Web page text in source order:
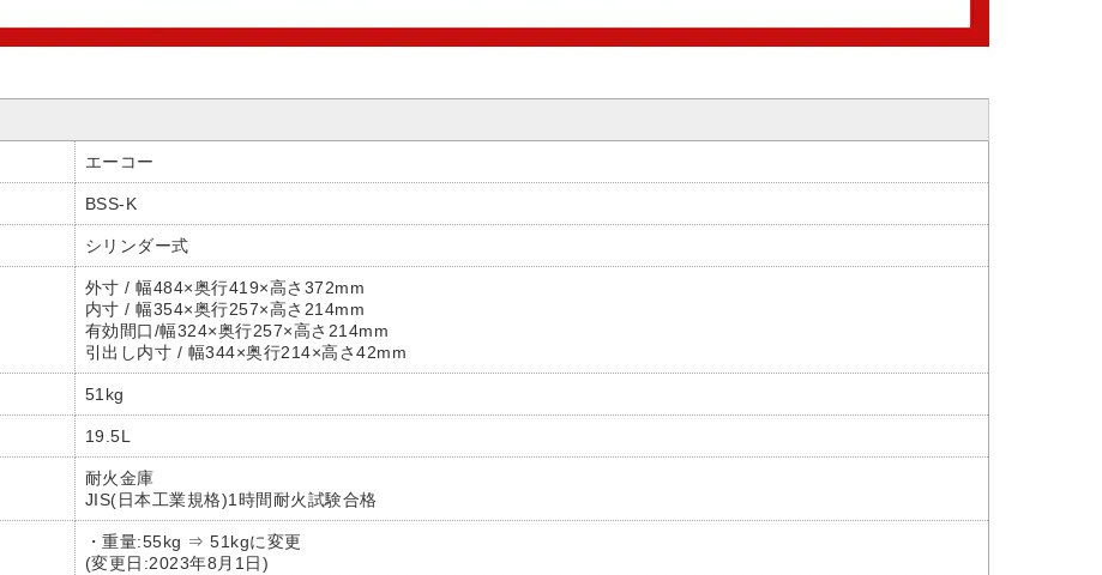
エーコー
BSS-K
シリンダー式
外寸 / 幅484×奥行419×高さ372mm
内寸 / 幅354×奥行257×高さ214mm
有効間口/幅324×奥行257×高さ214mm
引出し内寸 / 幅344×奥行214×高さ42mm
51kg
19.5L
耐火金庫
JIS(日本工業規格)1時間耐火試験合格
・重量:55kg ⇒ 51kgに変更
(変更日:2023年8月1日)